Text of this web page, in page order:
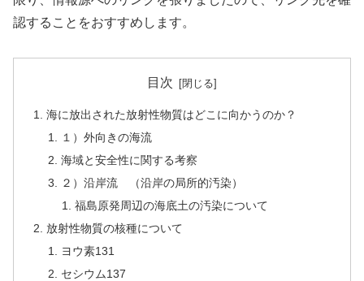
認することをおすすめします。
目次
海に放出された放射性物質はどこに向かうのか？
１）外向きの海流
海域と安全性に関する考察
２）沿岸流 （沿岸の局所的汚染）
福島原発周辺の海底土の汚染について
放射性物質の核種について
ヨウ素131
セシウム137